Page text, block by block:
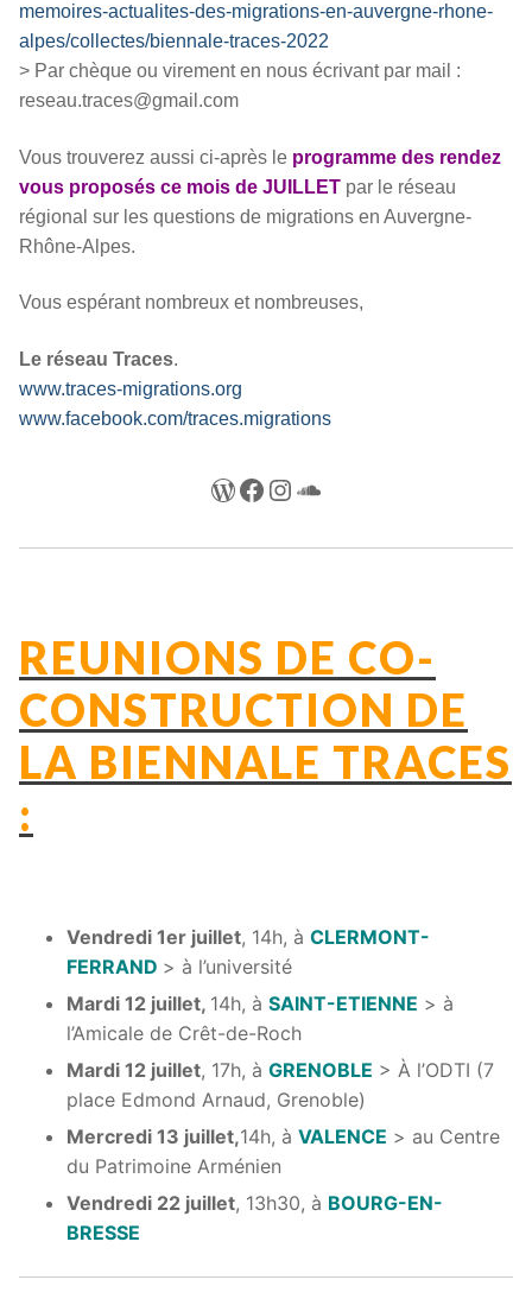
memoires-actualites-des-migrations-en-auvergne-rhone-
alpes/collectes/biennale-traces-2022
> Par chèque ou virement en nous écrivant par mail :
reseau.traces@gmail.com
Vous trouverez aussi ci-après le programme des rendez
vous proposés ce mois de JUILLET par le réseau
régional sur les questions de migrations en Auvergne-
Rhône-Alpes.
Vous espérant nombreux et nombreuses,
Le réseau Traces.
www.traces-migrations.org
www.facebook.com/traces.migrations
WordPress
Facebook
Instagram
SoundCloud
REUNIONS DE CO-
CONSTRUCTION DE
LA BIENNALE TRACES
:
Vendredi 1er juillet, 14h, à CLERMONT-
FERRAND > à l’université
Mardi 12 juillet, 14h, à SAINT-ETIENNE > à
l’Amicale de Crêt-de-Roch
Mardi 12 juillet, 17h, à GRENOBLE > À l’ODTI (7
place Edmond Arnaud, Grenoble)
Mercredi 13 juillet,14h, à VALENCE > au Centre
du Patrimoine Arménien
Vendredi 22 juillet, 13h30, à BOURG-EN-
BRESSE